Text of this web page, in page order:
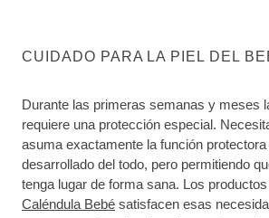
CUIDADO PARA LA PIEL DEL
Durante las primeras semanas y meses
requiere una protección especial.
asuma exactamente la función
desarrollado del todo, pero permitiendo
tenga lugar de forma sana. Los
Caléndula Bebé satisfacen esas